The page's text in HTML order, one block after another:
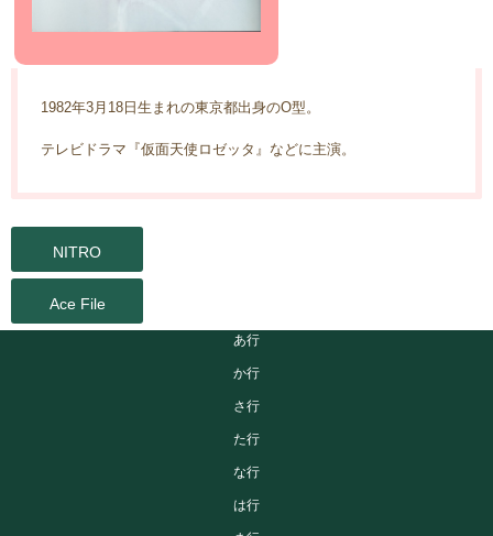
1982年3月18日生まれの東京都出身のO型。
テレビドラマ『仮面天使ロゼッタ』などに主演。
NITRO
Ace File
あ行
か行
さ行
た行
な行
は行